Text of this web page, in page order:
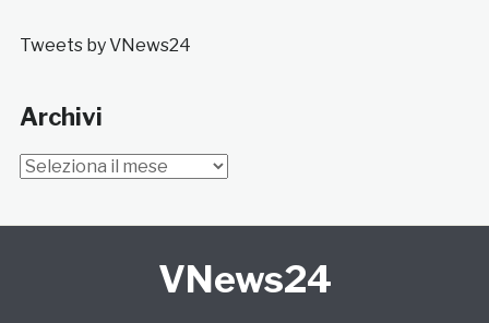
Tweets by VNews24
Archivi
Archivi
VNews24